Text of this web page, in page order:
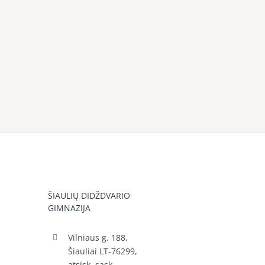
ŠIAULIŲ DIDŽDVARIO
GIMNAZIJA
Vilniaus g. 188,
Šiauliai LT-76299,